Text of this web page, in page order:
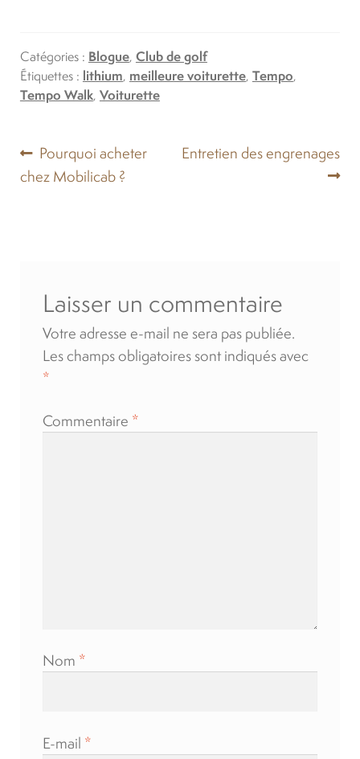
Catégories : Blogue, Club de golf
Étiquettes : lithium, meilleure voiturette, Tempo,
Tempo Walk, Voiturette
Navigation
de
Article
précédent :
Pourquoi acheter
chez Mobilicab ?
Article
Entretien des engrenages
Laisser un commentaire
Votre adresse e-mail ne sera pas publiée.
Les champs obligatoires sont indiqués avec
*
Commentaire *
Nom *
E-mail *